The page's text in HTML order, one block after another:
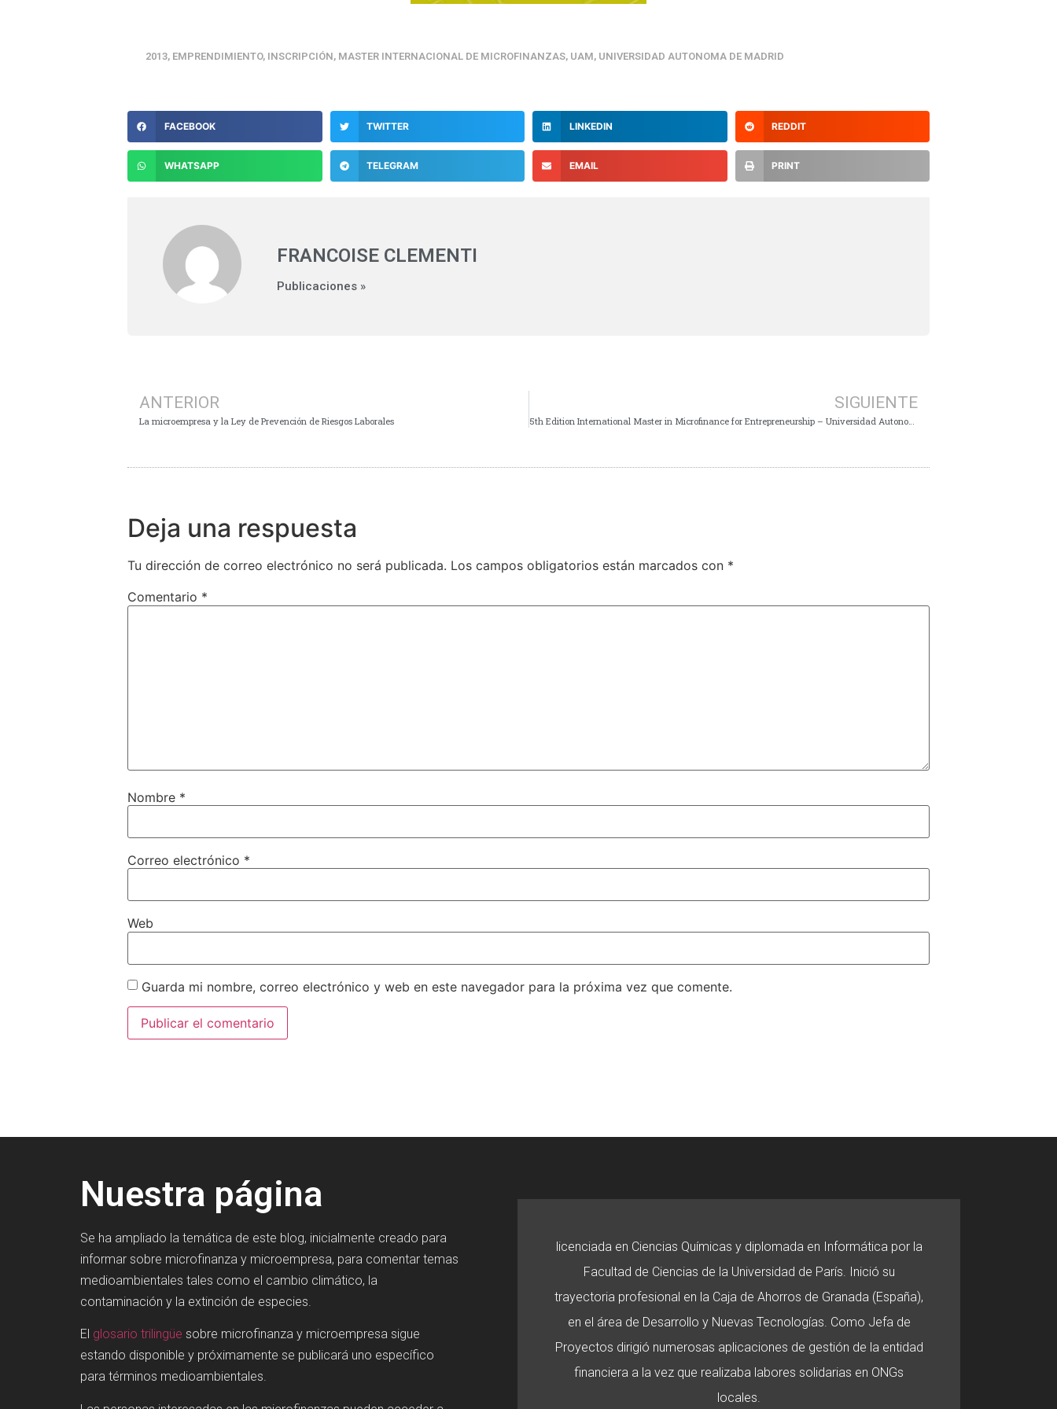
2013, EMPRENDIMIENTO, INSCRIPCIÓN, MASTER INTERNACIONAL DE MICROFINANZAS, UAM, UNIVERSIDAD AUTONOMA DE MADRID
FACEBOOK TWITTER LINKEDIN REDDIT
WHATSAPP TELEGRAM EMAIL PRINT
FRANCOISE CLEMENTI
Publicaciones »
ANTERIOR
La microempresa y la Ley de Prevención de Riesgos Laborales
SIGUIENTE
5th Edition International Master in Microfinance for Entrepreneurship – Universidad Autonoma Madrid –
Deja una respuesta
Tu dirección de correo electrónico no será publicada. Los campos obligatorios están marcados con *
Comentario *
Nombre *
Correo electrónico *
Web
Guarda mi nombre, correo electrónico y web en este navegador para la próxima vez que comente.
Nuestra página
Se ha ampliado la temática de este blog, inicialmente creado para
informar sobre microfinanza y microempresa, para comentar temas
medioambientales tales como el cambio climático, la
contaminación y la extinción de especies.
El glosario trilingüe sobre microfinanza y microempresa sigue
estando disponible y próximamente se publicará uno específico
para términos medioambientales.
licenciada en Ciencias Químicas y diplomada en Informática por la
Facultad de Ciencias de la Universidad de París. Inició su
trayectoria profesional en la Caja de Ahorros de Granada (España),
en el área de Desarrollo y Nuevas Tecnologías. Como Jefa de
Proyectos dirigió numerosas aplicaciones de gestión de la entidad
financiera a la vez que realizaba labores solidarias en ONGs
locales.